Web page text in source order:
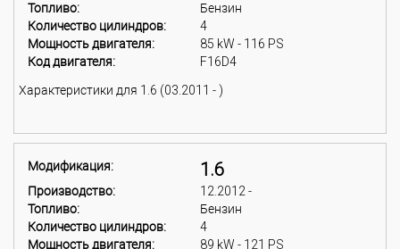
Топливо:
Бензин
Количество цилиндров:
4
Мощность двигателя:
85 kW - 116 PS
Код двигателя:
F16D4
Характеристики для 1.6 (03.2011 - )
Модификация: 1.6
Производство:
12.2012 -
Топливо:
Бензин
Количество цилиндров:
4
Мощность двигателя:
89 kW - 121 PS